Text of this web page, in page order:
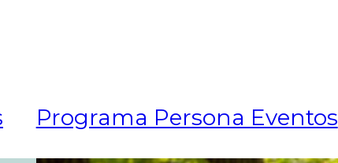
Programa Persona Eventos